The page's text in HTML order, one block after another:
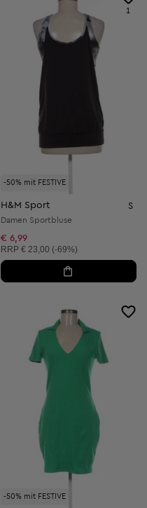
-50% mit FESTIVE
1
H&M Sport S
Damen Sportbluse
€ 6,99
Unverbindliche Preisempfehlung:
RRP € 23,00 (-69%)
-50% mit FESTIVE